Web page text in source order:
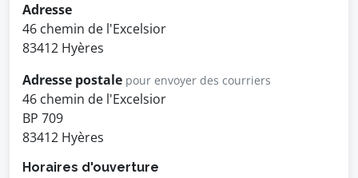
Adresse
46 chemin de l'Excelsior
83412 Hyères
Adresse postale pour envoyer des courriers
46 chemin de l'Excelsior
BP 709
83412 Hyères
Horaires d'ouverture